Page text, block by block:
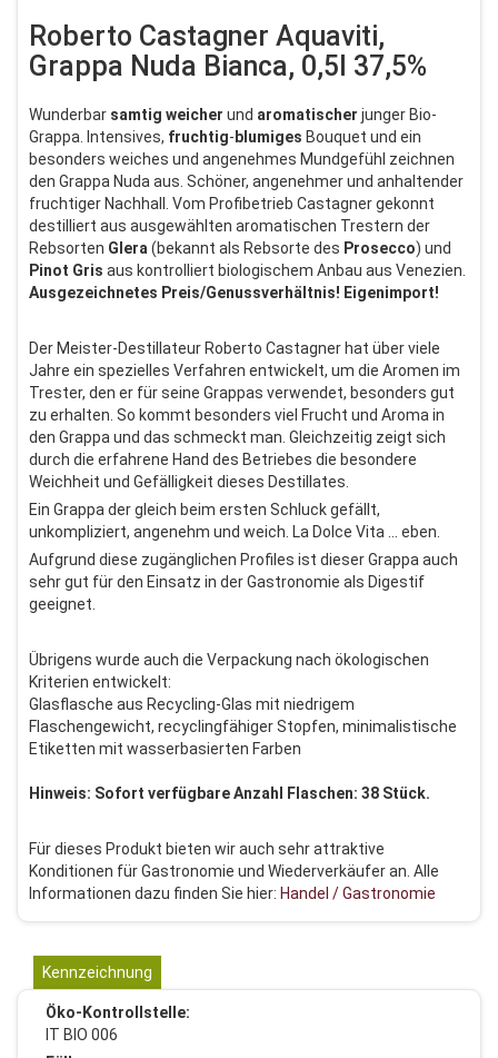
Roberto Castagner Aquaviti,
Grappa Nuda Bianca, 0,5l 37,5%
Wunderbar samtig weicher und aromatischer junger Bio-
Grappa. Intensives, fruchtig- blumiges Bouquet und ein
besonders weiches und angenehmes Mundgefühl zeichnen
den Grappa Nuda aus. Schöner, angenehmer und anhaltender
fruchtiger Nachhall. Vom Profibetrieb Castagner gekonnt
destilliert aus ausgewählten aromatischen Trestern der
Rebsorten Glera (bekannt als Rebsorte des Prosecco) und
Pinot Gris aus kontrolliert biologischem Anbau aus Venezien.
Ausgezeichnetes Preis/Genussverhältnis! Eigenimport!
Der Meister-Destillateur Roberto Castagner hat über viele
Jahre ein spezielles Verfahren entwickelt, um die Aromen im
Trester, den er für seine Grappas verwendet, besonders gut
zu erhalten. So kommt besonders viel Frucht und Aroma in
den Grappa und das schmeckt man. Gleichzeitig zeigt sich
durch die erfahrene Hand des Betriebes die besondere
Weichheit und Gefälligkeit dieses Destillates.
Ein Grappa der gleich beim ersten Schluck gefällt,
unkompliziert, angenehm und weich. La Dolce Vita ... eben.
Aufgrund diese zugänglichen Profiles ist dieser Grappa auch
sehr gut für den Einsatz in der Gastronomie als Digestif
geeignet.
Übrigens wurde auch die Verpackung nach ökologischen
Kriterien entwickelt:
Glasflasche aus Recycling-Glas mit niedrigem
Flaschengewicht, recyclingfähiger Stopfen, minimalistische
Etiketten mit wasserbasierten Farben
Hinweis: Sofort verfügbare Anzahl Flaschen: 38 Stück.
Für dieses Produkt bieten wir auch sehr attraktive
Konditionen für Gastronomie und Wiederverkäufer an. Alle
Informationen dazu finden Sie hier: Handel / Gastronomie
Kennzeichnung
Öko-Kontrollstelle:
IT BIO 006